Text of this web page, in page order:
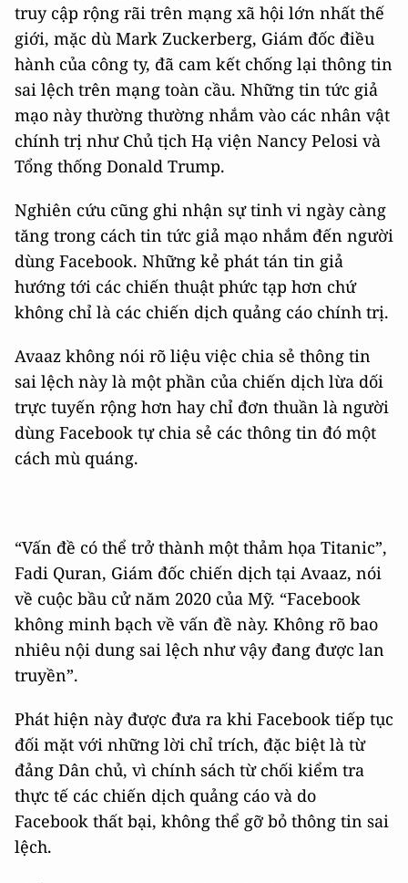
truy cập rộng rãi trên mạng xã hội lớn nhất thế
giới, mặc dù Mark Zuckerberg, Giám đốc điều
hành của công ty, đã cam kết chống lại thông tin
sai lệch trên mạng toàn cầu. Những tin tức giả
mạo này thường thường nhắm vào các nhân vật
chính trị như Chủ tịch Hạ viện Nancy Pelosi và
Tổng thống Donald Trump.
Nghiên cứu cũng ghi nhận sự tinh vi ngày càng
tăng trong cách tin tức giả mạo nhắm đến người
dùng Facebook. Những kẻ phát tán tin giả
hướng tới các chiến thuật phức tạp hơn chứ
không chỉ là các chiến dịch quảng cáo chính trị.
Avaaz không nói rõ liệu việc chia sẻ thông tin
sai lệch này là một phần của chiến dịch lừa dối
trực tuyến rộng hơn hay chỉ đơn thuần là người
dùng Facebook tự chia sẻ các thông tin đó một
cách mù quáng.
“Vấn đề có thể trở thành một thảm họa Titanic”,
Fadi Quran, Giám đốc chiến dịch tại Avaaz, nói
về cuộc bầu cử năm 2020 của Mỹ. “Facebook
không minh bạch về vấn đề này. Không rõ bao
nhiêu nội dung sai lệch như vậy đang được lan
truyền”.
Phát hiện này được đưa ra khi Facebook tiếp tục
đối mặt với những lời chỉ trích, đặc biệt là từ
đảng Dân chủ, vì chính sách từ chối kiểm tra
thực tế các chiến dịch quảng cáo và do
Facebook thất bại, không thể gỡ bỏ thông tin sai
lệch.